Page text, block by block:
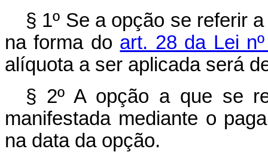
§ 1º Se a opção se referir
na forma do art. 28 da Lei
alíquota a ser aplicada será
§ 2º A opção a que se
manifestada mediante o
na data da opção.